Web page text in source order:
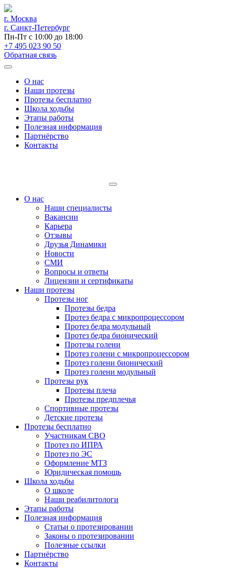
г. Москва
г. Санкт-Петербург
Пн-Пт с 10:00 до 18:00
+7 495 023 90 50
Обратная связь
О нас
Наши протезы
Протезы бесплатно
Школа ходьбы
Этапы работы
Полезная информация
Партнёрство
Контакты
О нас
Наши специалисты
Вакансии
Карьера
Отзывы
Друзья Динамики
Новости
СМИ
Вопросы и ответы
Лицензии и сертификаты
Наши протезы
Протезы ног
Протезы бедра
Протез бедра с микропроцессором
Протез бедра модульный
Протез бедра бионический
Протезы голени
Протез голени с микропроцессором
Протез голени бионический
Протез голени модульный
Протезы рук
Протезы плеча
Протезы предплечья
Спортивные протезы
Детские протезы
Протезы бесплатно
Участникам СВО
Протез по ИПРА
Протез по ЭС
Оформление МТЗ
Юридическая помощь
Школа ходьбы
О школе
Наши реабилитологи
Этапы работы
Полезная информация
Статьи о протезировании
Законы о протезировании
Полезные ссылки
Партнёрство
Контакты